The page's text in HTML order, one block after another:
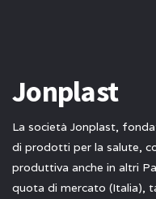
Jonplast
La società Jonplast,
di prodotti per la salute,
produttiva anche in altri
quota di mercato (Italia),